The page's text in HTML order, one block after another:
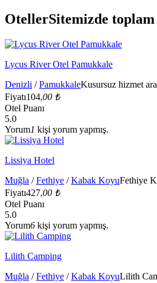
OtellerSitemizde
Lycus River Otel Pamukkale
Denizli /PamukkaleKusursuz hizmet
Fiyatı104,00 ₺
Otel Puanı
5.0
Yorum1 kişi yorum yapmış.
Lissiya Hotel
Muğla /Fethiye /Kabak KoyuFethiye
Fiyatı427,00 ₺
Otel Puanı
5.0
Yorum6 kişi yorum yapmış.
Lilith Camping
Muğla /Fethiye /Kabak KoyuLilith